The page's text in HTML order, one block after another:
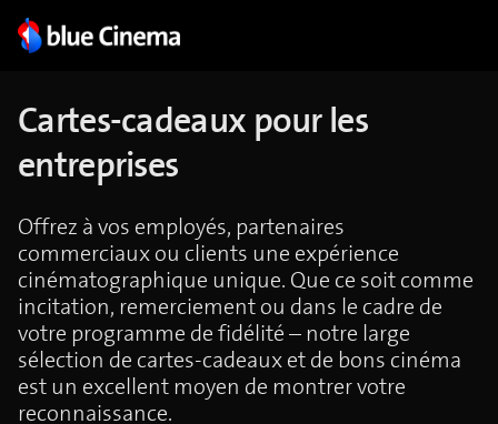
Cartes-cadeaux pour les
entreprises
Offrez à vos employés, partenaires
commerciaux ou clients une expérience
cinématographique unique. Que ce soit comme
incitation, remerciement ou dans le cadre de
votre programme de fidélité – notre large
sélection de cartes-cadeaux et de bons cinéma
est un excellent moyen de montrer votre
reconnaissance.